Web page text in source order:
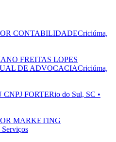
CONTABILIDADECriciúma,
FREITAS LOPES
DE ADVOCACIACriciúma,
CNPJ FORTERio do Sul, SC •
MARKETING